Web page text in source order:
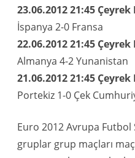
23.06.201221:45 Çeyrek
İspanya 2-0 Fransa
22.06.2012 21:45 Çeyrek
Almanya 4-2 Yunanistan
21.06.2012 21:45 Çeyrek
Portekiz 1-0 Çek
Euro 2012 Avrupa Futbol
gruplar grup maçları